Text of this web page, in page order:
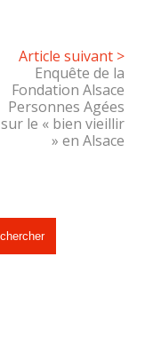
Article suivant >
Enquête de la
Fondation Alsace
Personnes Agées
sur le « bien vieillir
» en Alsace